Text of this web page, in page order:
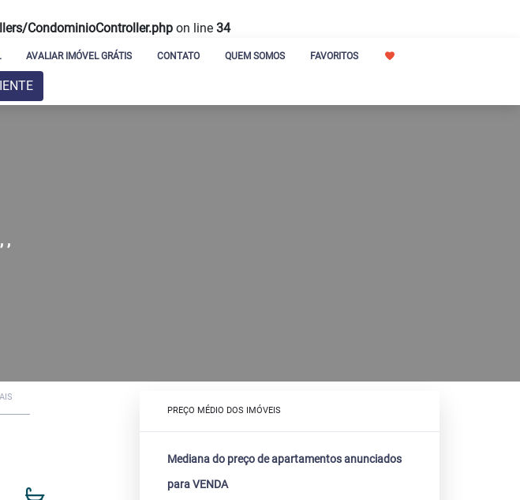
CondominioController.php on line 34
AVALIAR IMÓVEL GRÁTIS CONTATO QUEM SOMOS FAVORITOS
,
PREÇO MÉDIO DOS IMÓVEIS
Mediana do preço de apartamentos anunciados
para VENDA